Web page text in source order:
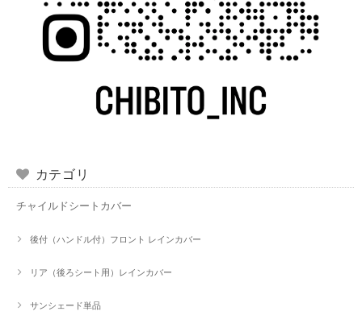
カテゴリ
チャイルドシートカバー
後付（ハンドル付）フロント レインカバー
リア（後ろシート用）レインカバー
サンシェード単品